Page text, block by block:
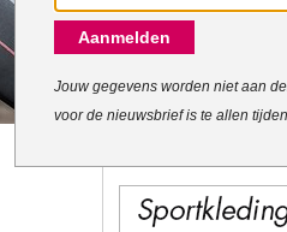
Aanmelden
Jouw gegevens worden niet aan
voor de nieuwsbrief is te allen